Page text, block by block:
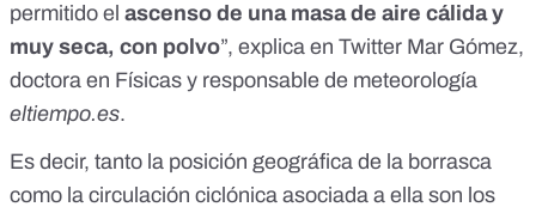
permitido el ascenso de una masa de aire cálida y
muy seca, con polvo”, explica en Twitter Mar Gómez,
doctora en Físicas y responsable de meteorología
eltiempo.es.
Es decir, tanto la posición geográfica de la borrasca
como la circulación ciclónica asociada a ella son los